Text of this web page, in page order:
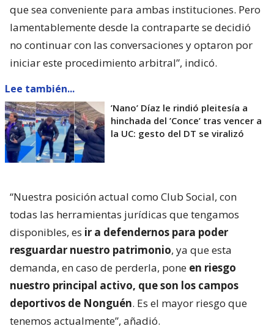
que sea conveniente para ambas instituciones. Pero
lamentablemente desde la contraparte se decidió
no continuar con las conversaciones y optaron por
iniciar este procedimiento arbitral”, indicó.
Lee también...
’Nano’ Díaz le rindió pleitesía a
hinchada del ’Conce’ tras vencer a
la UC: gesto del DT se viralizó
“Nuestra posición actual como Club Social, con
todas las herramientas jurídicas que tengamos
disponibles, es ir a defendernos para poder
resguardar nuestro patrimonio, ya que esta
demanda, en caso de perderla, pone en riesgo
nuestro principal activo, que son los campos
deportivos de Nonguén. Es el mayor riesgo que
tenemos actualmente”, añadió.